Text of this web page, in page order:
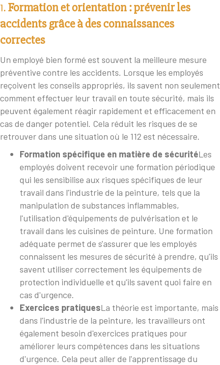
1. Formation et orientation : prévenir les
accidents grâce à des connaissances
correctes
Un employé bien formé est souvent la meilleure mesure
préventive contre les accidents. Lorsque les employés
reçoivent les conseils appropriés, ils savent non seulement
comment effectuer leur travail en toute sécurité, mais ils
peuvent également réagir rapidement et efficacement en
cas de danger potentiel. Cela réduit les risques de se
retrouver dans une situation où le 112 est nécessaire.
Formation spécifique en matière de sécuritéLes
employés doivent recevoir une formation périodique
qui les sensibilise aux risques spécifiques de leur
travail dans l'industrie de la peinture, tels que la
manipulation de substances inflammables,
l'utilisation d'équipements de pulvérisation et le
travail dans les cuisines de peinture. Une formation
adéquate permet de s'assurer que les employés
connaissent les mesures de sécurité à prendre, qu'ils
savent utiliser correctement les équipements de
protection individuelle et qu'ils savent quoi faire en
cas d'urgence.
Exercices pratiquesLa théorie est importante, mais
dans l'industrie de la peinture, les travailleurs ont
également besoin d'exercices pratiques pour
améliorer leurs compétences dans les situations
d'urgence. Cela peut aller de l'apprentissage du